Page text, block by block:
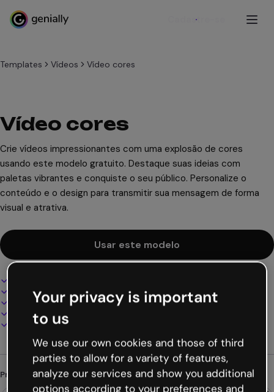
Cadastre-se
Templates Vídeos Vídeo cores
Vídeo cores
Crie vídeos impressionantes com uma explosão de cores
usando este modelo gratuito. Destaque suas ideias com
paletas vibrantes e conquiste o seu público. Personalize o
conteúdo e o design para transmitir sua mensagem de forma
visual e atrativa.
Usar este modelo
100% personalizável
Adicione áudio, vídeo e multimídia
Apresente, compartilhe ou publique online
Baixe em PDF, MP4 e outros formatos
Procurando algo diferente?
Your privacy is important
to us
We use our own cookies and those of third
parties to allow for a variety of features,
analyze our services and show you additional
options according to your preferences and